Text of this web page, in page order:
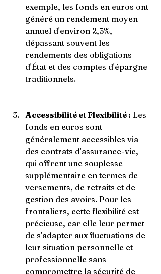
exemple, les fonds en euros ont
généré un rendement moyen
annuel d'environ 2,5%,
dépassant souvent les
rendements des obligations
d'État et des comptes d'épargne
traditionnels.
Accessibilité et Flexibilité : Les
fonds en euros sont
généralement accessibles via
des contrats d'assurance-vie,
qui offrent une souplesse
supplémentaire en termes de
versements, de retraits et de
gestion des avoirs. Pour les
frontaliers, cette flexibilité est
précieuse, car elle leur permet
de s'adapter aux fluctuations de
leur situation personnelle et
professionnelle sans
compromettre la sécurité de